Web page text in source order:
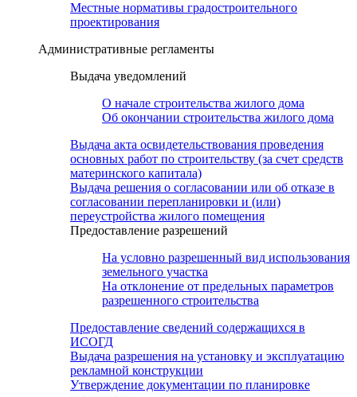
Местные нормативы градостроительного
проектирования
Административные регламенты
Выдача уведомлений
О начале строительства жилого дома
Об окончании строительства жилого дома
Выдача акта освидетельствования проведения
основных работ по строительству (за счет средств
материнского капитала)
Выдача решения о согласовании или об отказе в
согласовании перепланировки и (или)
переустройства жилого помещения
Предоставление разрешений
На условно разрешенный вид использования
земельного участка
На отклонение от предельных параметров
разрешенного строительства
Предоставление сведений содержащихся в
ИСОГД
Выдача разрешения на установку и эксплуатацию
рекламной конструкции
Утверждение документации по планировке